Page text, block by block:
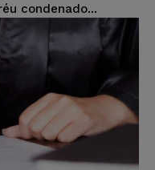
condenado...